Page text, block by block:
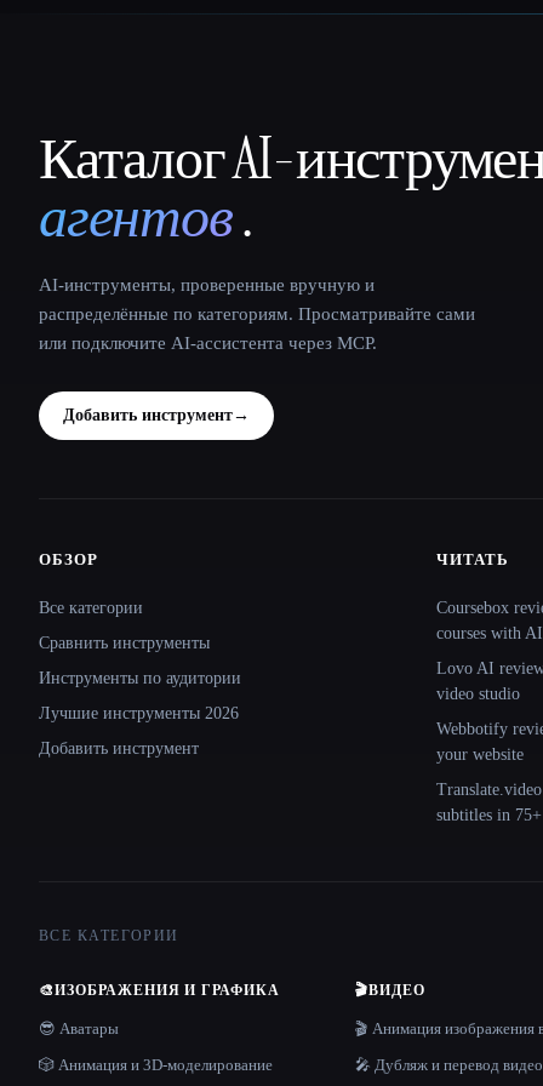
That AI Collection
Каталог AI-
агентов.
AI-инструменты, проверенные вручную и
распределённые по категориям. Просматривайте сами
или подключите AI-ассистента через MCP.
Добавить инструмент→
Site navigation
ОБЗОР
Все категории
Сравнить инструменты
Инструменты по аудитории
Лучшие инструменты 2026
Добавить инструмент
ЧИТАТЬ
Coursebox
courses with AI
Lovo AI
video studio
Webbotify
your website
subtitles in 75+
ВСЕ КАТЕГОРИИ
🎨ИЗОБРАЖЕНИЯ И ГРАФИКА
😎 Аватары
🎲 Анимация и 3D-моделирование
🎬ВИДЕО
🎬 Анимация изображения
🎤 Дубляж и перевод видео